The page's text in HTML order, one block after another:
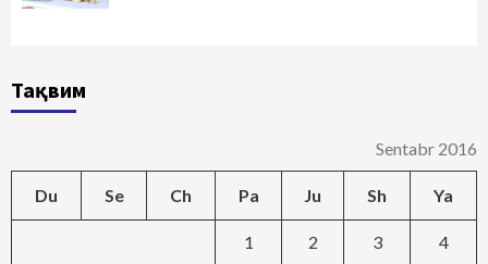
Тақвим
Sentabr 2016
Du Se Ch Pa Ju Sh Ya
1 2 3 4